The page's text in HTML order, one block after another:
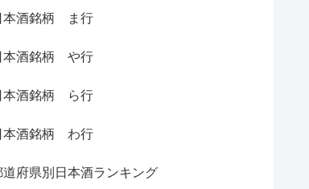
本酒銘柄 ま行
本酒銘柄 や行
本酒銘柄 ら行
本酒銘柄 わ行
道府県別日本酒ランキング